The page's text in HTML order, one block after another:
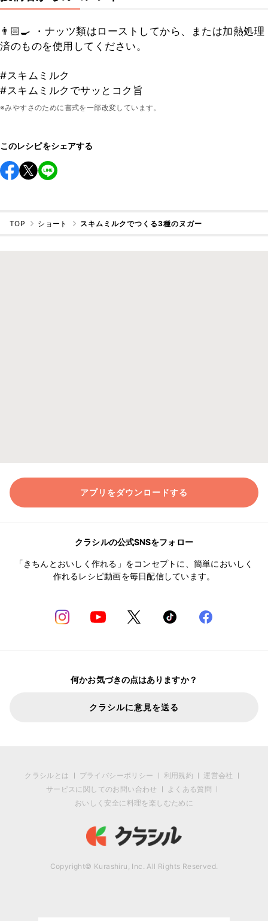
👨🏻‍🍳 ・ナッツ類はローストしてから、または加熱処理
済のものを使用してください。
#スキムミルク
#スキムミルクでサッとコク旨
※みやすさのために書式を一部改変しています。
このレシピをシェアする
TOP ショート スキムミルクでつくる3種のヌガー
アプリをダウンロードする
クラシルの公式SNSをフォロー
「きちんとおいしく作れる」をコンセプトに、簡単においしく
作れるレシピ動画を毎日配信しています。
何かお気づきの点はありますか？
クラシルに意見を送る
クラシルとは プライバシーポリシー 利用規約
運営会社
サービスに関してのお問い合わせ
よくある質問
おいしく安全に料理を楽しむために
Copyright© Kurashiru, Inc. All Rights Reserved.